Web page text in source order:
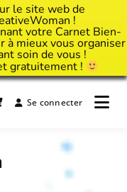
le site web de
!
votre Carnet Bien-
à mieux vous organiser
soin de vous !
gratuitement !
vie !Se connecter